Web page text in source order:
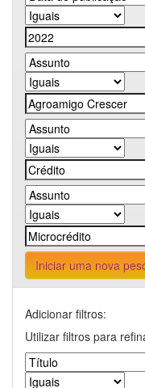
Iniciar uma nova
Adicionar filtros:
Utilizar filtros para